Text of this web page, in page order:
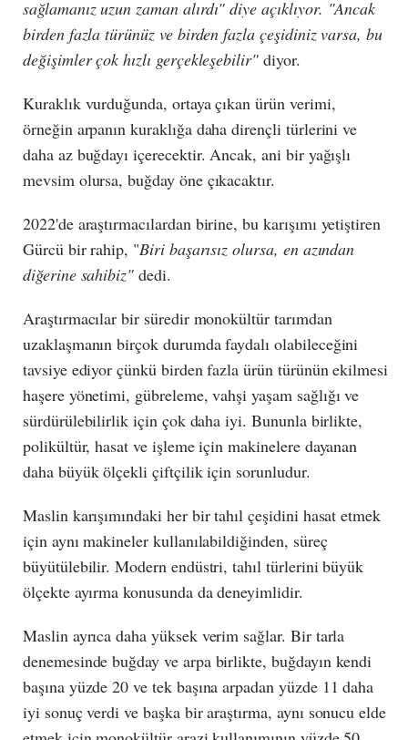
sağlamanız uzun zaman alırdı" diye açıklıyor. "Ancak
birden fazla türünüz ve birden fazla çeşidiniz varsa, bu
değişimler çok hızlı gerçekleşebilir" diyor.
Kuraklık vurduğunda, ortaya çıkan ürün verimi,
örneğin arpanın kuraklığa daha dirençli türlerini ve
daha az buğdayı içerecektir. Ancak, ani bir yağışlı
mevsim olursa, buğday öne çıkacaktır.
2022'de araştırmacılardan birine, bu karışımı yetiştiren
Gürcü bir rahip, "Biri başarısız olursa, en azından
diğerine sahibiz"dedi.
Araştırmacılar bir süredir monokültür tarımdan
uzaklaşmanın birçok durumda faydalı olabileceğini
tavsiye ediyor çünkü birden fazla ürün türünün ekilmesi
haşere yönetimi, gübreleme, vahşi yaşam sağlığı ve
sürdürülebilirlik için çok daha iyi. Bununla birlikte,
polikültür, hasat ve işleme için makinelere dayanan
daha büyük ölçekli çiftçilik için sorunludur.
Maslin karışımındaki her bir tahıl çeşidini hasat etmek
için aynı makineler kullanılabildiğinden, süreç
büyütülebilir. Modern endüstri, tahıl türlerini büyük
ölçekte ayırma konusunda da deneyimlidir.
Maslin ayrıca daha yüksek verim sağlar. Bir tarla
denemesinde buğday ve arpa birlikte, buğdayın kendi
başına yüzde 20 ve tek başına arpadan yüzde 11 daha
iyi sonuç verdi ve başka bir araştırma, aynı sonucu elde